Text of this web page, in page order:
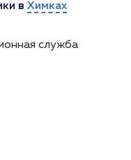
в Химках
служба